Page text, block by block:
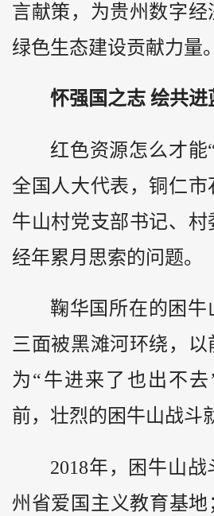
言献策，为贵州数字经
绿色生态建设贡献力量。
怀强国之志 绘共进
红色资源怎么才能
全国人大代表，铜仁市
牛山村党支部书记、村
经年累月思索的问题。
鞠华国所在的困牛
三面被黑滩河环绕，
为“牛进来了也出不
前，壮烈的困牛山战斗
2018年，困牛山
州省爱国主义教育基地